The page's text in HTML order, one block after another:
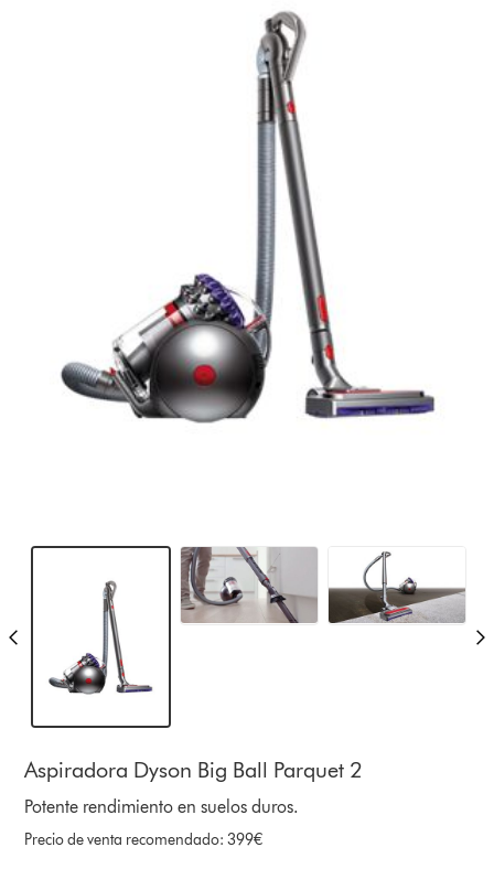
Aspiradora Dyson Big Ball Parquet 2
Potente rendimiento en suelos duros.
Precio de venta recomendado: 399€